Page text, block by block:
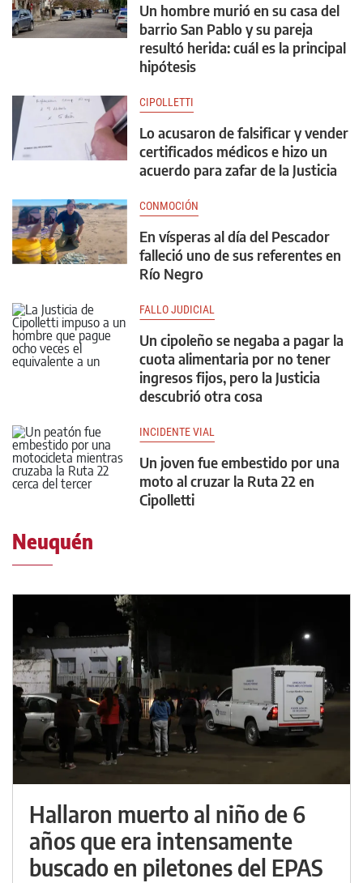
Un hombre murió en su casa del
barrio San Pablo y su pareja
resultó herida: cuál es la principal
hipótesis
CIPOLLETTI
Lo acusaron de falsificar y vender
certificados médicos e hizo un
acuerdo para zafar de la Justicia
CONMOCIÓN
En vísperas al día del Pescador
falleció uno de sus referentes en
Río Negro
FALLO JUDICIAL
Un cipoleño se negaba a pagar la
cuota alimentaria por no tener
ingresos fijos, pero la Justicia
descubrió otra cosa
INCIDENTE VIAL
Un joven fue embestido por una
moto al cruzar la Ruta 22 en
Cipolletti
Neuquén
Hallaron muerto al niño de 6
años que era intensamente
buscado en piletones del EPAS